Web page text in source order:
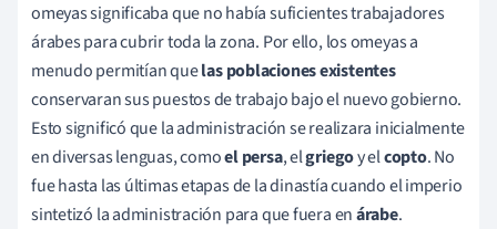
omeyas significaba que no había suficientes trabajadores
árabes para cubrir toda la zona. Por ello, los omeyas a
menudo permitían quelas poblaciones existentes
conservaran sus puestos de trabajo bajo el nuevo gobierno.
Esto significó que la administración se realizara inicialmente
en diversas lenguas, comoel persa, elgriegoy elcopto. No
fue hasta las últimas etapas de la dinastía cuando el imperio
sintetizó la administración para que fuera enárabe.